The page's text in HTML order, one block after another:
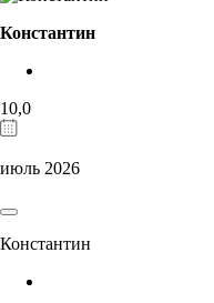
Константин
10,0
июль 2026
Константин